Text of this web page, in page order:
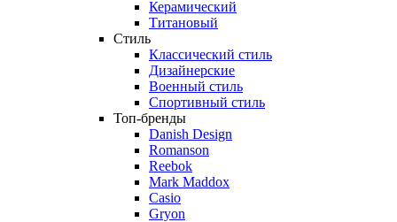
Керамический
Титановый
Стиль
Классический стиль
Дизайнерские
Военный стиль
Спортивный стиль
Топ-бренды
Danish Design
Romanson
Reebok
Mark Maddox
Casio
Gryon